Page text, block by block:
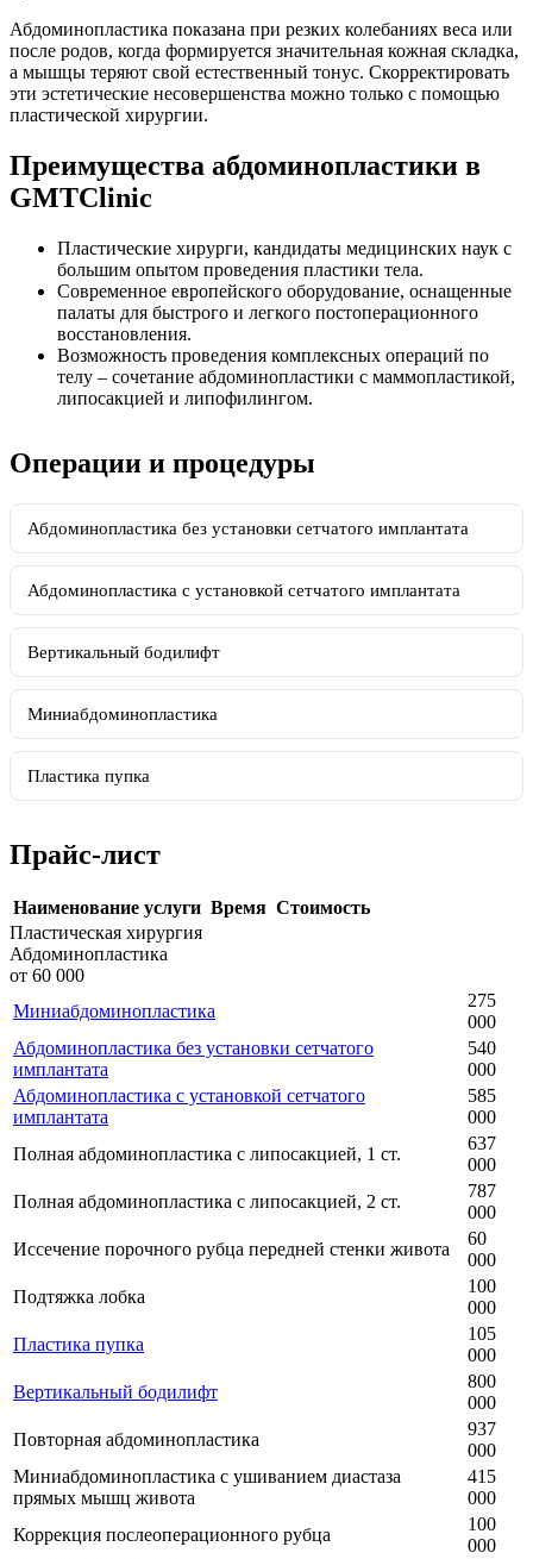
Абдоминопластика показана при резких колебаниях веса или
после родов, когда формируется значительная кожная складка,
а мышцы теряют свой естественный тонус. Скорректировать
эти эстетические несовершенства можно только с помощью
пластической хирургии.
Преимущества абдоминопластики в
GMTClinic
Пластические хирурги, кандидаты медицинских наук с
большим опытом проведения пластики тела.
Современное европейского оборудование, оснащенные
палаты для быстрого и легкого постоперационного
восстановления.
Возможность проведения комплексных операций по
телу – сочетание абдоминопластики с маммопластикой,
липосакцией и липофилингом.
Операции и процедуры
Абдоминопластика без установки сетчатого имплантата
Абдоминопластика с установкой сетчатого имплантата
Вертикальный бодилифт
Миниабдоминопластика
Пластика пупка
Прайс-лист
Наименование услуги Время Стоимость
Пластическая хирургия
Абдоминопластика
от 60 000
Миниабдоминопластика
275
000
Абдоминопластика без установки сетчатого
имплантата
540
000
Абдоминопластика с установкой сетчатого
имплантата
585
000
Полная абдоминопластика с липосакцией, 1 ст.
637
000
Полная абдоминопластика с липосакцией, 2 ст.
787
000
Иссечение порочного рубца передней стенки живота
60
000
Подтяжка лобка
100
000
Пластика пупка
105
000
Вертикальный бодилифт
800
000
Повторная абдоминопластика
937
000
Миниабдоминопластика с ушиванием диастаза
прямых мышц живота
415
000
Коррекция послеоперационного рубца
100
000